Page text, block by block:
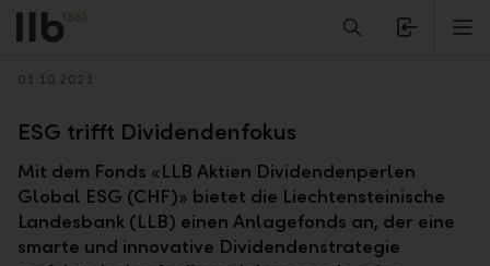
Alerts.Headline
Zurück
01.10.2021
ESG trifft Dividendenfokus
Mit dem Fonds «LLB Aktien Dividendenperlen
Global ESG (CHF)» bietet die Liechtensteinische
Landesbank (LLB) einen Anlagefonds an, der eine
smarte und innovative Dividendenstrategie